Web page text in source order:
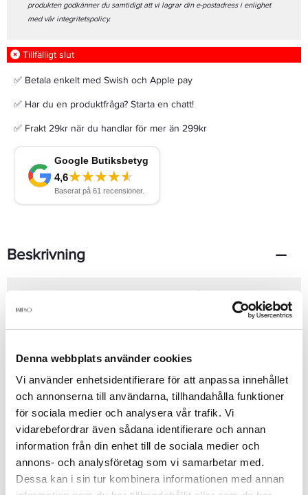
Denna webbplats använder cookies
Vi använder enhetsidentifierare för att anpassa innehållet
och annonserna till användarna, tillhandahålla funktioner
för sociala medier och analysera vår trafik. Vi
vidarebefordrar även sådana identifierare och annan
information från din enhet till de sociala medier och
annons- och analysföretag som vi samarbetar med.
Dessa kan i sin tur kombinera informationen med annan
produkten godkänner du samtidigt att vi lagrar din e-postadress i enlighet
med vår integritetspolicy.
Tillfälligt slut
✅ Betala enkelt med Swish och Apple pay
✅ Har du en produktfråga? Starta en chatt!
✅ Frakt 29kr när du handlar för mer än 299kr
Beskrivning
En blommig och exklusiv doft inspirerad från västindien. Den
sensuella doften passar framförallt för användning på kvällen.
Toppnoter: Gardenia, bergamott, persika och galbanum.
Hjärtnoter: Ros, iris, honom, lavendel, koriander och cyclamen.
benzoin
Produktdetaljer
Recensioner